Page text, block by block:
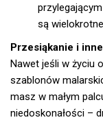
są
Przesiąkanie i
Nawet jeśli w życiu
szablonów
masz w małym
niedoskonałości –